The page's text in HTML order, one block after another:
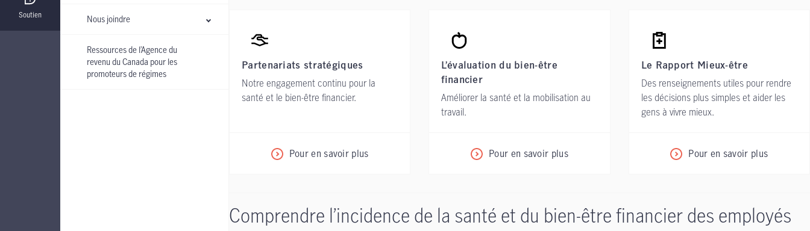
Soutien Nous joindre
Ressources de l’Agence du
revenu du Canada pour les
promoteurs de régimes
Partenariats stratégiques
Notre engagement continu pour la
santé et le bien-être financier.
Pour en savoir plus
L’évaluation du bien-être
financier
Améliorer la santé et la mobilisation au
travail.
Pour en savoir plus
Le Rapport Mieux-être
Des renseignements utiles pour rendre
les décisions plus simples et aider les
gens à vivre mieux.
Pour en savoir plus
Comprendre l’incidence de la santé et du bien-être financier des employés